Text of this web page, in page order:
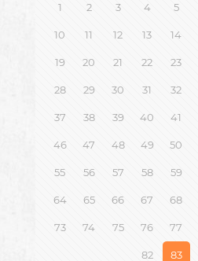
1 2 3 4 5
10 11 12 13 14
19 20 21 22 23
28 29 30 31 32
37 38 39 40 41
46 47 48 49 50
55 56 57 58 59
64 65 66 67 68
73 74 75 76 77
82 83